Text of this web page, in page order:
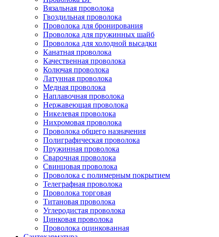
Вязальная проволока
Гвоздильная проволока
Проволока для бронирования
Проволока для пружинных шайб
Проволока для холодной высадки
Канатная проволока
Качественная проволока
Колючая проволока
Латунная проволока
Медная проволока
Наплавочная проволока
Нержавеющая проволока
Никелевая проволока
Нихромовая проволока
Проволока общего назначения
Полиграфическая проволока
Пружинная проволока
Сварочная проволока
Свинцовая проволока
Проволока с полимерным покрытием
Телеграфная проволока
Проволока торговая
Титановая проволока
Углеродистая проволока
Цинковая проволока
Проволока оцинкованная